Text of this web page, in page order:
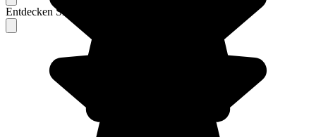
Entdecken Sie Berichte unserer erfahrenen Reisenden